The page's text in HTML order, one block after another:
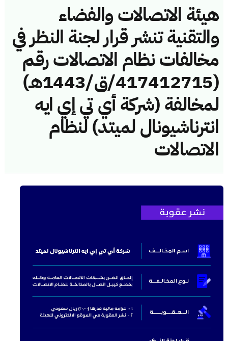
هيئة الاتصالات والفضاء
والتقنية تنشر قرار لجنة النظر في
مخالفات نظام الاتصالات رقم
(417412715/ق/1443هـ)
لمخالفة (شركة أي تي إي ايه
انترناشيونال لميتد) لنظام
الاتصالات